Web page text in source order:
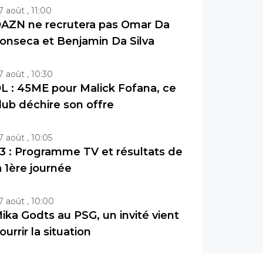
août , 11:00
ne recrutera pas Omar Da
et Benjamin Da Silva
août , 10:30
: 45ME pour Malick Fofana, ce
déchire son offre
août , 10:05
: Programme TV et résultats de
1ère journée
août , 10:00
Godts au PSG, un invité vient
la situation